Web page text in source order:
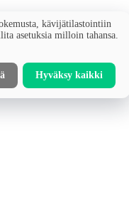
kävijätilastointiin
asetuksia milloin tahansa.
Hyväksy kaikki